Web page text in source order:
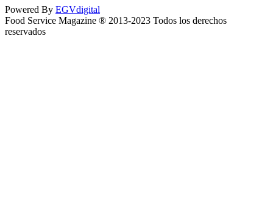
Powered By EGVdigital
Food Service Magazine ® 2013-2023 Todos los derechos
reservados